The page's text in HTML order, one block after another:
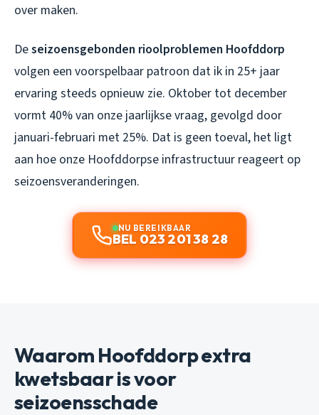
over maken.
Deseizoensgebonden rioolproblemen Hoofddorp
volgen een voorspelbaar patroon dat ik in 25+ jaar
ervaring steeds opnieuw zie. Oktober tot december
vormt 40% van onze jaarlijkse vraag, gevolgd door
januari-februari met 25%. Dat is geen toeval, het ligt
aan hoe onze Hoofddorpse infrastructuur reageert op
seizoensveranderingen.
NU BEREIKBAAR
BEL 023 201 38 28
Waarom Hoofddorp extra
kwetsbaar is voor
seizoensschade